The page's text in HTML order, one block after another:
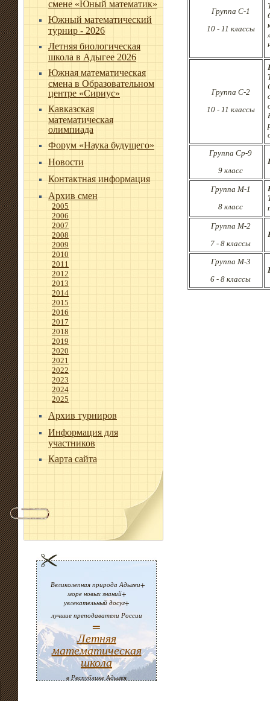
смене «Юный математик»
Южный математический
турнир - 2026
Летняя биологическая
школа в Адыгее 2026
Южная математическая
смена в Образовательном
центре «Сириус»
Кавказская
математическая
олимпиада
Форум «Наука будущего»
Новости
Контактная информация
Архив смен
2005
2006
2007
2008
2009
2010
2011
2012
2013
2014
2015
2016
2017
2018
2019
2020
2021
2022
2023
2024
2025
Архив турниров
Информация для
участников
Карта сайта
Великолепная природа Адыгеи+
море новых знаний+
увлекательный досуг+
лучшие преподаватели России
=
Летняя
математическая
школа
в Республике Адыгея
Группа C-1
10 - 11 классы
Группа C-2
10 - 11 классы
Группа Ср-9
9 класс
Группа М-1
8 класс
Группа М-2
7 - 8 классы
Группа М-3
6 - 8 классы